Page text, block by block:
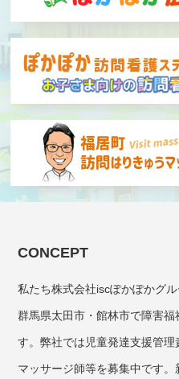
CONCEPT
私たち株式会社iscぽかぽかグ
群馬県太田市・館林市で障害
す。弊社では児童発達支援管理
マッサージ師等を募集中です